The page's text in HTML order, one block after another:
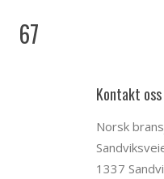
67
Kontakt oss
Norsk
1337